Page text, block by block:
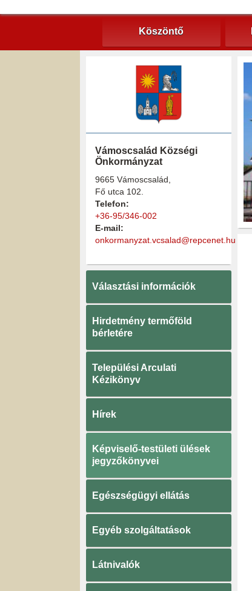
Köszöntő
Vámoscsalád Községi
Önkormányzat
9665 Vámoscsalád,
Fő utca 102.
Telefon:
+36-95/346-002
E-mail:
onkormanyzat.vcsalad@repcenet.hu
Választási információk
Hirdetmény termőföld
bérletére
Települési Arculati
Kézikönyv
Hírek
Képviselő-testületi ülések
jegyzőkönyvei
Egészségügyi ellátás
Egyéb szolgáltatások
Látnivalók